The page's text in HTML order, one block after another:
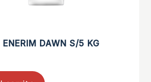
ENERIM DAWN S/5 KG